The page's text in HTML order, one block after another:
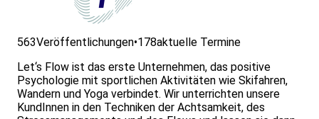
563Veröffentlichungen•178aktuelle Termine
Let‘s Flow ist das erste Unternehmen, das positive
Psychologie mit sportlichen Aktivitäten wie Skifahren,
Wandern und Yoga verbindet. Wir unterrichten unsere
KundInnen in den Techniken der Achtsamkeit, des